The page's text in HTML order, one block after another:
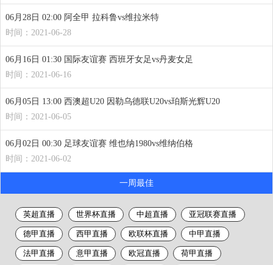
06月28日 02:00 阿全甲 拉科鲁vs维拉米特
时间：2021-06-28
06月16日 01:30 国际友谊赛 西班牙女足vs丹麦女足
时间：2021-06-16
06月05日 13:00 西澳超U20 因勒乌德联U20vs珀斯光辉U20
时间：2021-06-05
06月02日 00:30 足球友谊赛 维也纳1980vs维纳伯格
时间：2021-06-02
一周最佳
英超直播 世界杯直播 中超直播 亚冠联赛直播
德甲直播 西甲直播 欧联杯直播 中甲直播
法甲直播 意甲直播 欧冠直播 荷甲直播